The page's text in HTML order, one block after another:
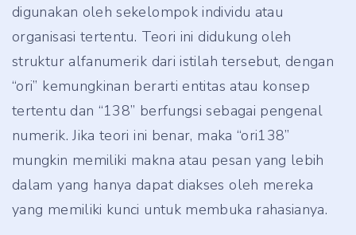
digunakan oleh sekelompok individu atau
organisasi tertentu. Teori ini didukung oleh
struktur alfanumerik dari istilah tersebut, dengan
“ori” kemungkinan berarti entitas atau konsep
tertentu dan “138” berfungsi sebagai pengenal
numerik. Jika teori ini benar, maka “ori138”
mungkin memiliki makna atau pesan yang lebih
dalam yang hanya dapat diakses oleh mereka
yang memiliki kunci untuk membuka rahasianya.